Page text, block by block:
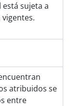
sujeta a
atribuidos se
entre